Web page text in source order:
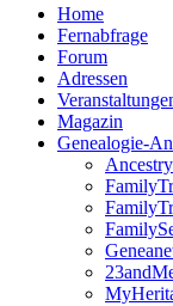
Home
Fernabfrage
Forum
Adressen
Magazin
Genealogie-
Ancestry